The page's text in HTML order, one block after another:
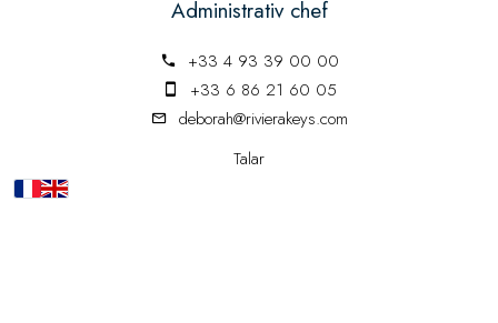
Administrativ chef
+33 4 93 39 00 00
+33 6 86 21 60 05
deborah@rivierakeys.com
Talar